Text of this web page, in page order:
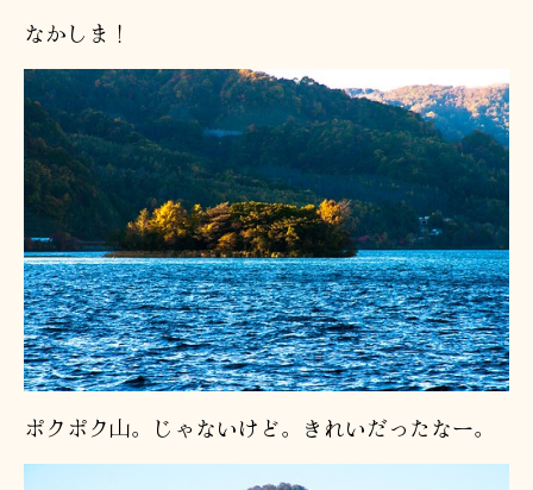
なかしま！
ポクポク山。じゃないけど。きれいだったなー。